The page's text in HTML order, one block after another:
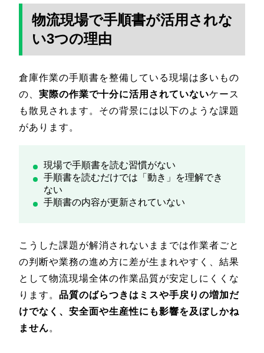
物流現場で手順書が活用されな
い3つの理由
倉庫作業の手順書を整備している現場は多いもの
の、 実際の作業で十分に活用されていないケース
も散見されます。その背景には以下のような課題
があります。
現場で手順書を読む習慣がない
手順書を読むだけでは「動き」を理解でき
ない
手順書の内容が更新されていない
こうした課題が解消されないままでは作業者ごと
の判断や業務の進め方に差が生まれやすく、結果
として物流現場全体の作業品質が安定しにくくな
ります。 品質のばらつきはミスや手戻りの増加だ
けでなく、安全面や生産性にも影響を及ぼしかね
ません。